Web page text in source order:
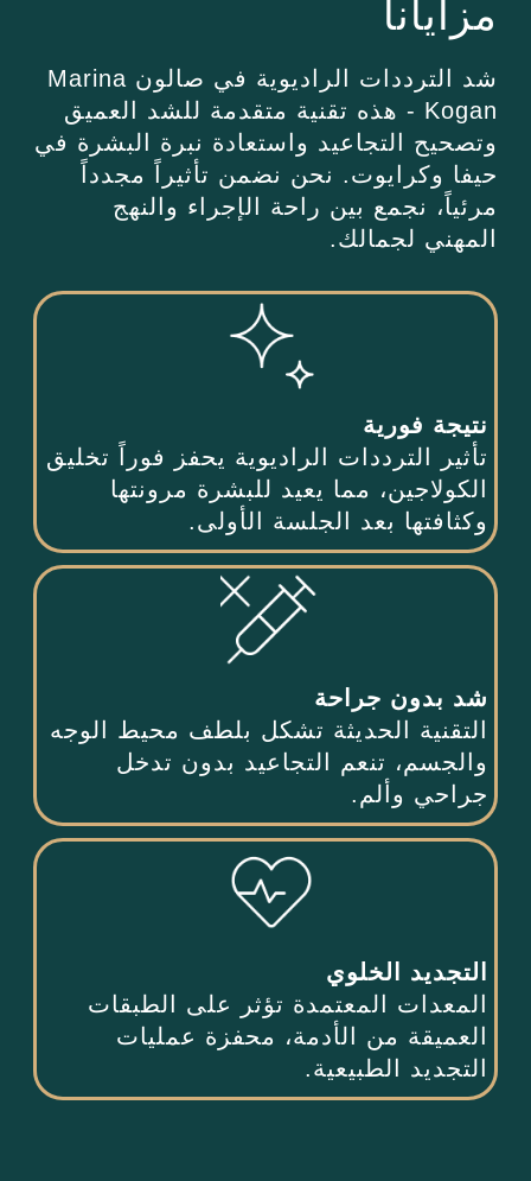
مزايانا
شد الترددات الراديوية في صالون Marina
Kogan - هذه تقنية متقدمة للشد العميق
وتصحيح التجاعيد واستعادة نبرة البشرة في
حيفا وكرايوت. نحن نضمن تأثيراً مجدداً
مرئياً، نجمع بين راحة الإجراء والنهج
المهني لجمالك.
نتيجة فورية
تأثير الترددات الراديوية يحفز فوراً تخليق
الكولاجين، مما يعيد للبشرة مرونتها
وكثافتها بعد الجلسة الأولى.
شد بدون جراحة
التقنية الحديثة تشكل بلطف محيط الوجه
والجسم، تنعم التجاعيد بدون تدخل
جراحي وألم.
التجديد الخلوي
المعدات المعتمدة تؤثر على الطبقات
العميقة من الأدمة، محفزة عمليات
التجديد الطبيعية.